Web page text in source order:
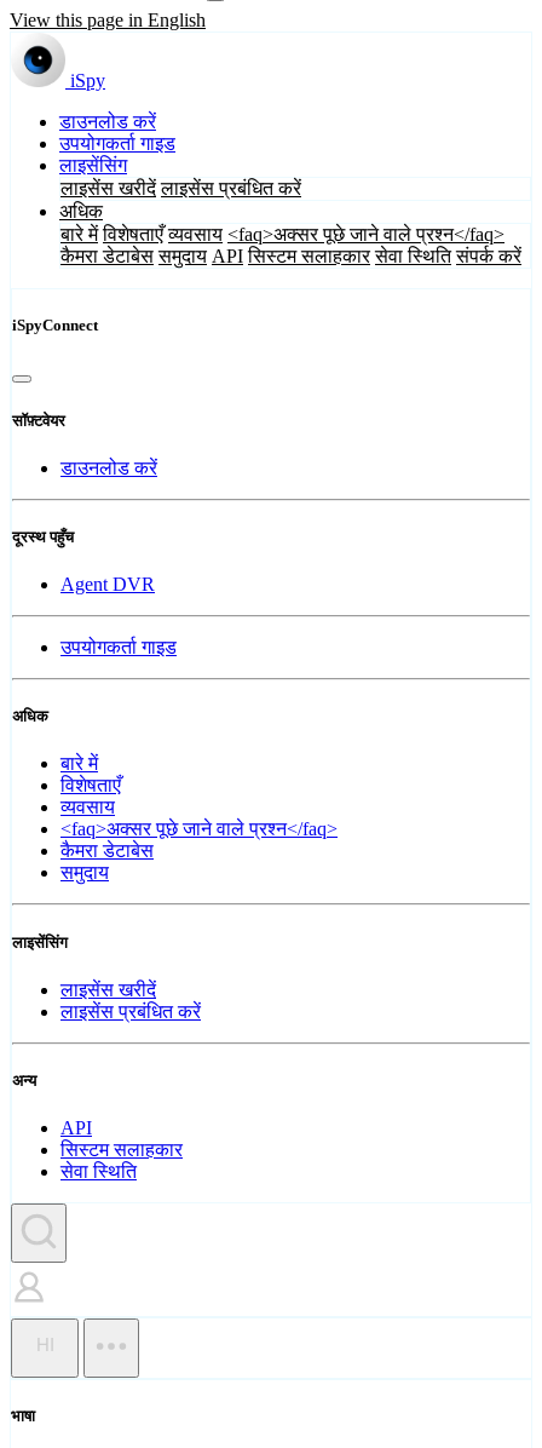
View this page in English
iSpy
डाउनलोड करें
उपयोगकर्ता गाइड
लाइसेंसिंग
लाइसेंस खरीदें लाइसेंस प्रबंधित करें
अधिक
बारे में विशेषताएँ व्यवसाय <faq>अक्सर पूछे जाने वाले प्रश्न</faq>
कैमरा डेटाबेस समुदाय API सिस्टम सलाहकार सेवा स्थिति संपर्क करें
iSpyConnect
सॉफ़्टवेयर
डाउनलोड करें
दूरस्थ पहुँच
Agent DVR
उपयोगकर्ता गाइड
अधिक
बारे में
विशेषताएँ
व्यवसाय
<faq>अक्सर पूछे जाने वाले प्रश्न</faq>
कैमरा डेटाबेस
समुदाय
लाइसेंसिंग
लाइसेंस खरीदें
लाइसेंस प्रबंधित करें
अन्य
API
सिस्टम सलाहकार
सेवा स्थिति
HI
भाषा